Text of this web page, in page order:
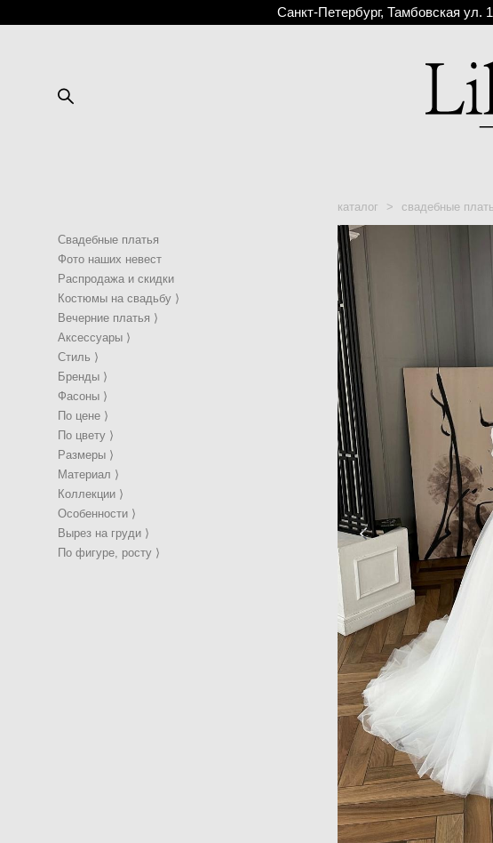
Санкт-Петербург, Тамбовская ул.
Свадебные платья
Фото наших невест
Распродажа и скидки
Костюмы на свадьбу ⟩
Вечерние платья ⟩
Аксессуары ⟩
Стиль ⟩
Бренды ⟩
Фасоны ⟩
По цене ⟩
По цвету ⟩
Размеры ⟩
Материал ⟩
Коллекции ⟩
Особенности ⟩
Вырез на груди ⟩
По фигуре, росту ⟩
каталог > свадебные